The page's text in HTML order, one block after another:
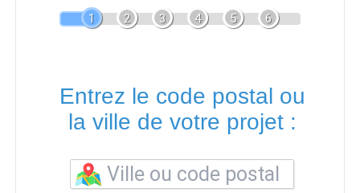
1 2 3 4 5 6
Entrez le code postal ou
la ville de votre projet :